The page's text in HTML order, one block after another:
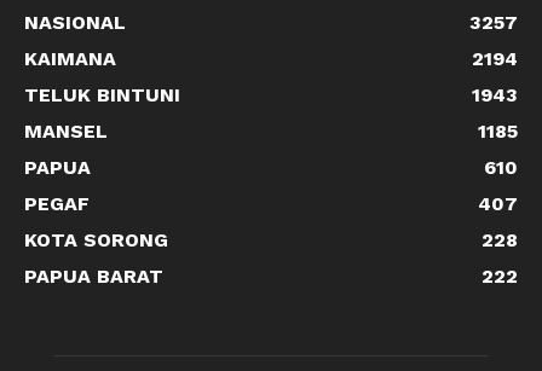
NASIONAL
3257
KAIMANA
2194
TELUK BINTUNI
1943
MANSEL
1185
PAPUA
610
PEGAF
407
KOTA SORONG
228
PAPUA BARAT
222